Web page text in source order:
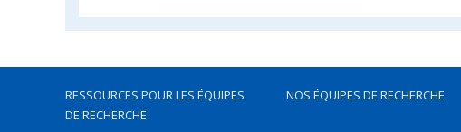
RESSOURCES POUR LES ÉQUIPES
DE RECHERCHE
NOS ÉQUIPES DE RECHERCHE